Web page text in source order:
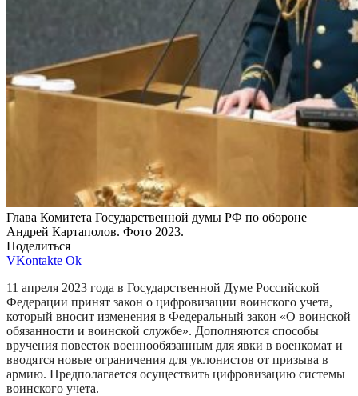
Глава Комитета Государственной думы РФ по обороне
Андрей Картаполов. Фото 2023.
Поделиться
VKontakte Ok
11 апреля 2023 года в Государственной Думе Российской
Федерации принят закон о цифровизации воинского учета,
который вносит изменения в Федеральный закон «О воинской
обязанности и воинской службе». Дополняются способы
вручения повесток военнообязанным для явки в военкомат и
вводятся новые ограничения для уклонистов от призыва в
армию. Предполагается осуществить цифровизацию системы
воинского учета.